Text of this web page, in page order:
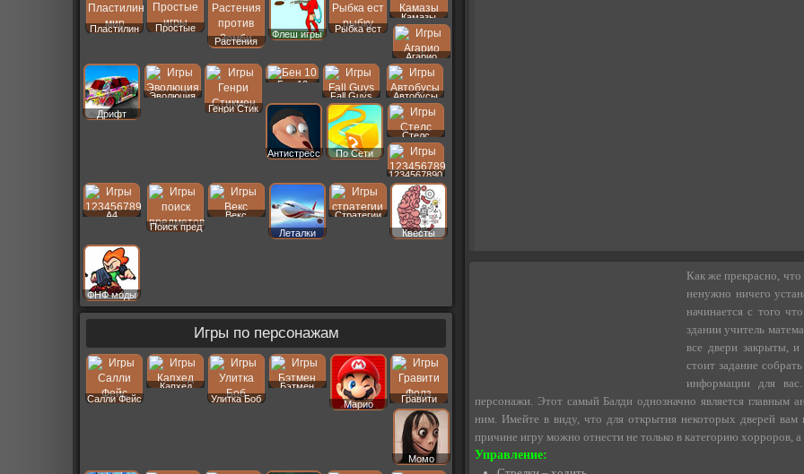
Как же прекрасно,
ненужно ничего
начинается с того
здании учитель
все двери закрыты,
стоит задание
информации для
персонажи. Этот самый Балди однозначно является главным
ним. Имейте в виду, что для открытия некоторых дверей
причине игру можно отнести не только в категорию хорроров,
Управление:
Пластилин
Простые
Растения
Флеш игры
Рыбка ест
Камазы
Агарио
Дрифт
Эволюция
Генри Стик
Бен 10
Fall Guys
Автобусы
Антистресс По Сети
Стелс
1234567890
A4
Поиск пред
Векс
Леталки
Стратегии
Квесты
ФНФ моды
Игры по персонажам
Салли Фейс
Капхед
Улитка Боб
Бэтмен
Марио
Гравити
Фолз
Момо